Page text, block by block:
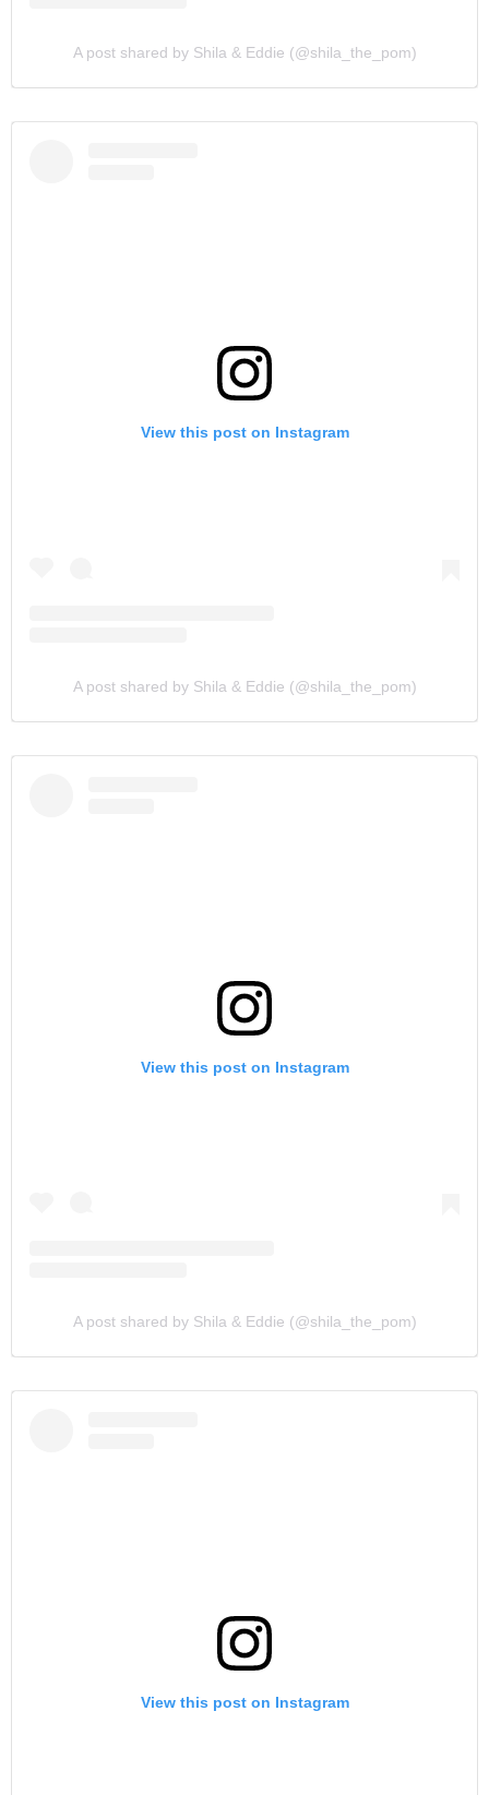
A post shared by Shila & Eddie (@shila_the_pom)
View this post on Instagram
A post shared by Shila & Eddie (@shila_the_pom)
View this post on Instagram
A post shared by Shila & Eddie (@shila_the_pom)
View this post on Instagram